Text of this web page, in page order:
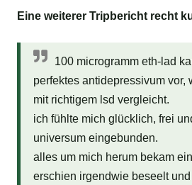
Eine weiterer Tripbericht recht
100 microgramm eth-lad
perfektes antidepressivum vor,
mit richtigem lsd vergleicht.
ich fühlte mich glücklich, frei
universum eingebunden.
alles um mich herum bekam
erschien irgendwie beseelt